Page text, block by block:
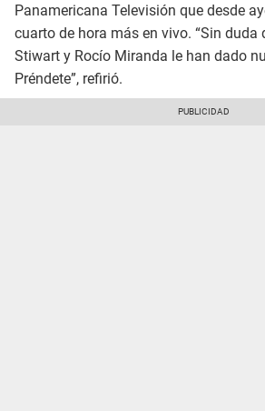
Panamericana Televisión que desde
cuarto de hora más en vivo. “Sin duda
Stiwart y Rocío Miranda le han dado
Préndete”, refirió.